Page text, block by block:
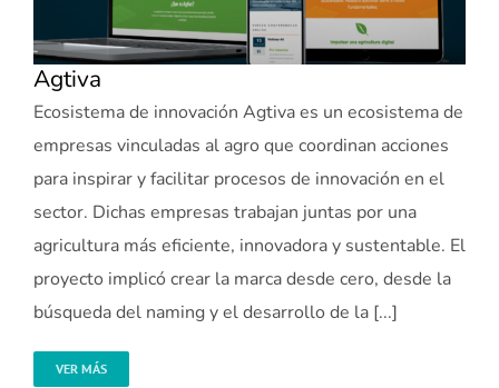
Agtiva
Ecosistema de innovación Agtiva es un ecosistema de
empresas vinculadas al agro que coordinan acciones
para inspirar y facilitar procesos de innovación en el
sector. Dichas empresas trabajan juntas por una
agricultura más eficiente, innovadora y sustentable. El
proyecto implicó crear la marca desde cero, desde la
búsqueda del naming y el desarrollo de la [...]
VER MÁS